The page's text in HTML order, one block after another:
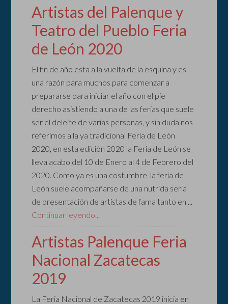
Artistas del Palenque y
Teatro del Pueblo Feria
de León 2020
El fin de año esta a la vuelta de la esquina y es
una razón para muchos para comenzar a
prepararse para iniciar el año con el pie
derecho asistiendo a una de las ferias que suele
ser el deleite de varias personas, y sin duda nos
referimos a la ya tradicional Feria de León
2020, en esta edición 2020 la Feria de León se
lleva acabo del 10 de Enero al 4 de Febrero del
2020. Como ya es una costumbre la feria de
León suele acompañarse de una nutrida seria
de presentación de artistas de fama tanto en ...
Continuar leyendo...
Artistas Palenque Feria
Nacional Zacatecas
2019
La Feria Nacional de Zacatecas 2019 inicia en